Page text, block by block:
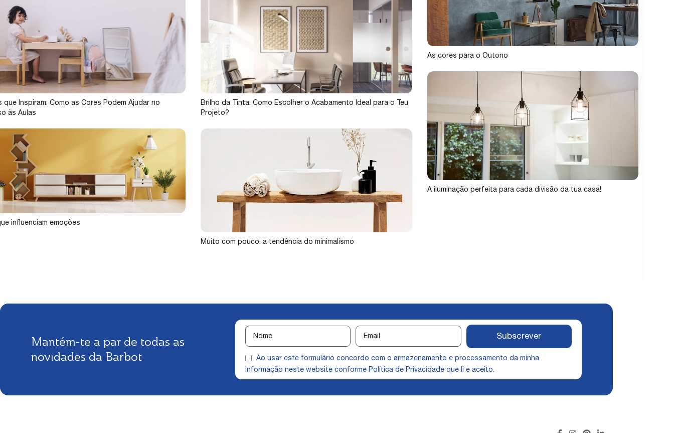
que Inspiram: Como as Cores Podem Ajudar no
às Aulas
Brilho da Tinta: Como Escolher o Acabamento Ideal para o Teu
Projeto?
As cores para o Outono
influenciam emoções
Muito com pouco: a tendência do minimalismo
A iluminação perfeita para cada divisão da tua casa!
Mantém-te a par de todas as
novidades da Barbot
Ao usar este formulário concordo com o armazenamento e processamento da minha
informação neste website conforme Política de Privacidade que li e aceito.
Subscrever